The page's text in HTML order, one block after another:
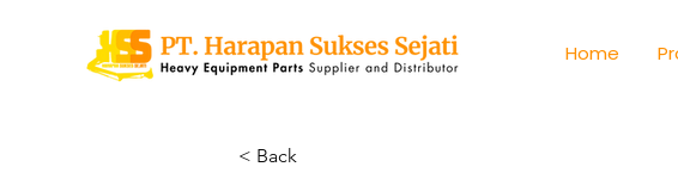
Home
< Back